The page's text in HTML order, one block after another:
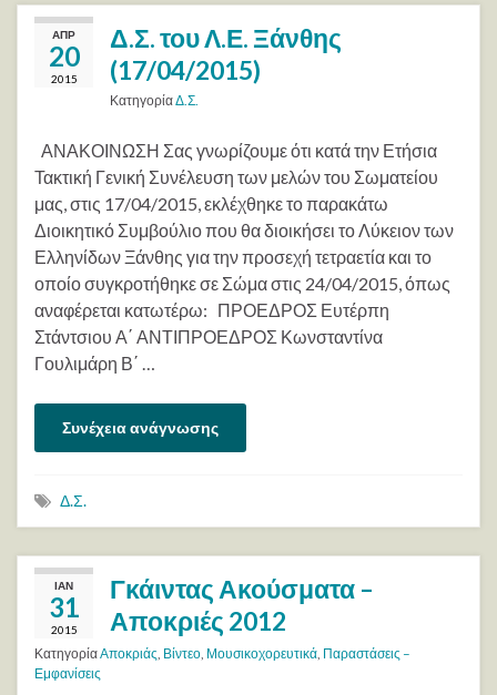
ΑΠΡ
20
2015
Δ.Σ. του Λ.Ε. Ξάνθης
(17/04/2015)
ΚατηγορίαΔ.Σ.
ΑΝΑΚΟΙΝΩΣΗ Σας γνωρίζουμε ότι κατά την Ετήσια
Τακτική Γενική Συνέλευση των μελών του Σωματείου
μας, στις 17/04/2015, εκλέχθηκε το παρακάτω
Διοικητικό Συμβούλιο που θα διοικήσει το Λύκειον των
Ελληνίδων Ξάνθης για την προσεχή τετραετία και το
οποίο συγκροτήθηκε σε Σώμα στις 24/04/2015, όπως
αναφέρεται κατωτέρω: ΠΡΟΕΔΡΟΣ Ευτέρπη
Στάντσιου Α΄ ΑΝΤΙΠΡΟΕΔΡΟΣ Κωνσταντίνα
Γουλιμάρη Β΄ …
Συνέχεια ανάγνωσης
Δ.Σ.
ΙΑΝ
31
2015
Γκάιντας Ακούσματα –
Αποκριές 2012
ΚατηγορίαΑποκριάς, Βίντεο, Μουσικοχορευτικά, Παραστάσεις –
Εμφανίσεις